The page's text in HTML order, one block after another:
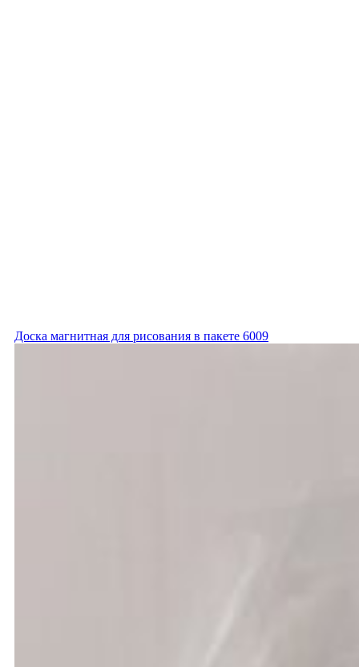
Доска магнитная для рисования в пакете 6009